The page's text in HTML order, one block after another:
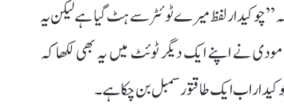
’’چوکیدار لفظ میرے ٹوئٹر سے ہٹ گیا ہے لیکن یہ
نے اپنے ایک دیگر ٹوئٹ میں یہ بھی لکھا کہ
اب ایک طاقتور سمبل بن چکا ہے۔